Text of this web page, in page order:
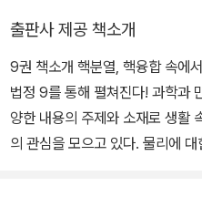
변에 록음악이 크게 들린다면?' , '
들리지 않는 휴대전화 벨소리', '
지고 지나가던 다리가 무너졌다
라 교과서 밖 실생활에서 접하는
을 충족시켜주는 책이다.
들에게 과학과 수학의 즐거움을
있다. [과학자가 들려주는 과학 이
려주는 상대성 이론 이야기》를
즈] 50권을 집필했다. 최근에는
툰으로 그린 [개념 잡는 수학툰
출판사 제공 책소개
9권 책소개 핵분열, 핵융합 속에서 중성자의 신바람 난 과학이 물리
법정 9를 통해 펼쳐진다! 과학과 만난 법정! 시리즈가 진행되면서 다
양한 내용의 주제와 소재로 생활
의 관심을 모으고 있다. 물리에